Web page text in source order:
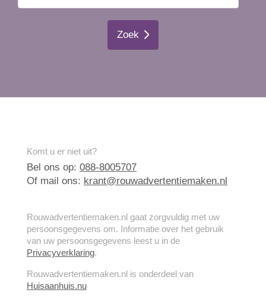
Zoek
Komt u er niet uit?
Bel ons op: 088-8005707
Of mail ons: krant@rouwadvertentiemaken.nl
Rouwadvertentiemaken.nl gaat zorgvuldig met uw
persoonsgegevens om. Informatie over het gebruik
van uw persoonsgegevens leest u in de
Privacyverklaring.
Rouwadvertentiemaken.nl is onderdeel van
Huisaanhuis.nu